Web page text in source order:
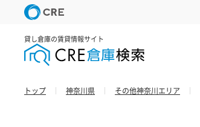
貸し倉庫の賃貸情報サイト
トップ 神奈川県 その他神奈川エリア